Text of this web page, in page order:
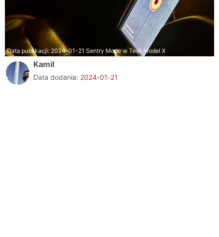
Data publikacji: 2024-01-21 Sentry Mode w Tesli Model X
Kamil
Data dodania: 2024-01-21